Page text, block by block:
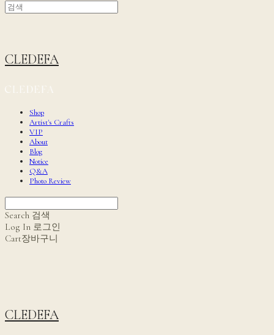
CLEDEFA
Shop
Artist's Crafts
VIP
About
Blog
Notice
Q&A
Photo Review
Search 검색
Log In 로그인
Cart장바구니
CLEDEFA